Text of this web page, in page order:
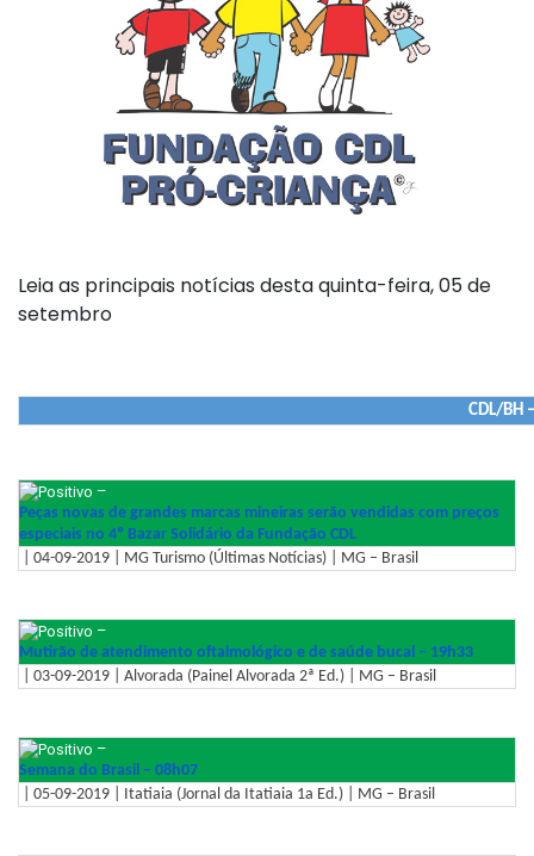
Leia as principais notícias desta quinta-feira, 05 de
setembro
CDL/BH
–
Peças novas de grandes marcas mineiras serão vendidas com preços
especiais no 4º Bazar Solidário da Fundação CDL
| 04-09-2019 | MG Turismo (Últimas Notícias) | MG – Brasil
–
Mutirão de atendimento oftalmológico e de saúde bucal – 19h33
| 03-09-2019 | Alvorada (Painel Alvorada 2ª Ed.) | MG – Brasil
–
Semana do Brasil – 08h07
| 05-09-2019 | Itatiaia (Jornal da Itatiaia 1a Ed.) | MG – Brasil